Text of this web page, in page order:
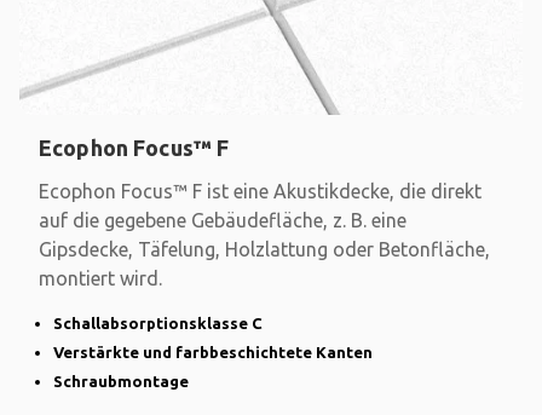
Ecophon Focus™ F
Ecophon Focus™ F ist eine Akustikdecke, die direkt
auf die gegebene Gebäudefläche, z. B. eine
Gipsdecke, Täfelung, Holzlattung oder Betonfläche,
montiert wird.
Schallabsorptionsklasse C
Verstärkte und farbbeschichtete Kanten
Schraubmontage